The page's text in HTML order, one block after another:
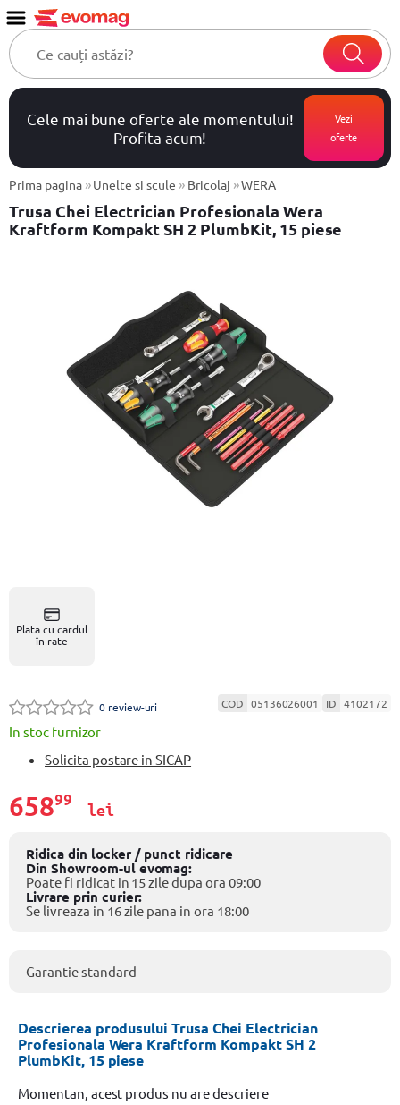
Cele mai bune oferte ale momentului!
Profita acum!
Vezi
oferte
Prima pagina »Unelte si scule » Bricolaj »WERA
Trusa Chei Electrician Profesionala Wera
Kraftform Kompakt SH 2 PlumbKit, 15 piese
Plata cu cardul
în rate
0 review-uri COD 05136026001 ID 4102172
In stoc furnizor
Solicita postare in SICAP
65899
lei
Ridica din locker / punct ridicare
Din Showroom-ul evomag:
Poate fi ridicat in 15 zile dupa ora 09:00
Livrare prin curier:
Se livreaza in 16 zile pana in ora 18:00
Garantie standard
Descrierea produsului Trusa Chei Electrician
Profesionala Wera Kraftform Kompakt SH 2
PlumbKit, 15 piese
Momentan, acest produs nu are descriere